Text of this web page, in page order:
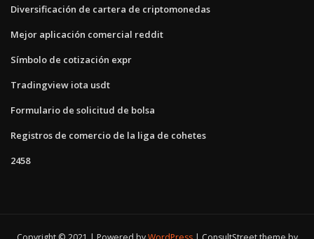
Diversificación de cartera de criptomonedas
Mejor aplicación comercial reddit
Símbolo de cotización expr
Tradingview iota usdt
Formulario de solicitud de bolsa
Registros de comercio de la liga de cohetes
2458